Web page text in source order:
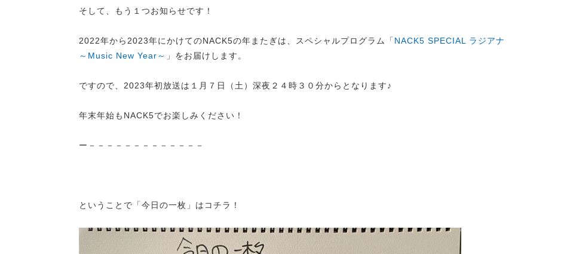
そして、もう１つお知らせです！
2022年から2023年にかけてのNACK5の年またぎは、スペシャルプログラム「 NACK5 SPECIAL ラジアナ
～Music New Year～ 」をお届けします。
ですので、2023年初放送は１月７日（土）深夜２４時３０分からとなります♪
年末年始もNACK5でお楽しみください！
ー－－－－－－－－－－－－－
ということで「今日の一枚」はコチラ！